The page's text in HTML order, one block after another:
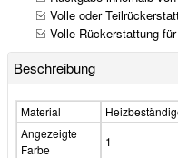
Volle oder
Volle Rückerstattung
Beschreibung
Material
Angezeigte
Farbe
1